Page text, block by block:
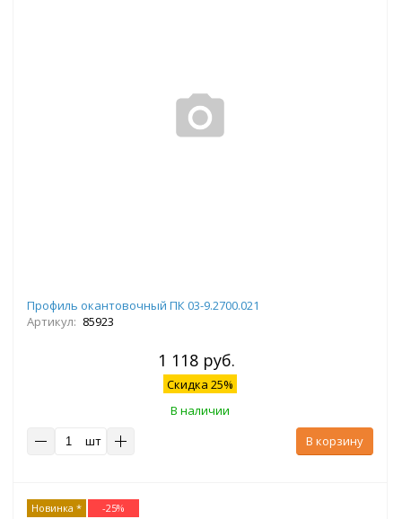
Профиль окантовочный ПК 03-9.2700.021
Артикул: 85923
1 118 руб.
Скидка 25%
В наличии
шт
В корзину
Новинка * -25%